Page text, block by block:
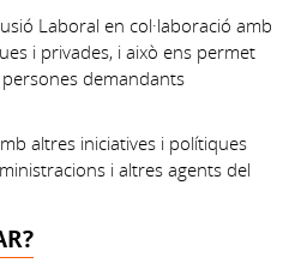
Laboral en col·laboració amb
i privades, i això ens permet
demandants
altres iniciatives i polítiques
i altres agents del